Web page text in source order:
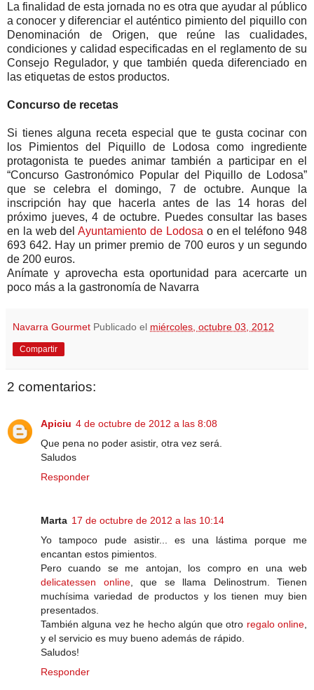
La finalidad de esta jornada no es otra que ayudar al público
a conocer y diferenciar el auténtico pimiento del piquillo con
Denominación de Origen, que reúne las cualidades,
condiciones y calidad especificadas en el reglamento de su
Consejo Regulador, y que también queda diferenciado en
las etiquetas de estos productos.
Concurso de recetas
Si tienes alguna receta especial que te gusta cocinar con
los Pimientos del Piquillo de Lodosa como ingrediente
protagonista te puedes animar también a participar en el
“Concurso Gastronómico Popular del Piquillo de Lodosa”
que se celebra el domingo, 7 de octubre. Aunque la
inscripción hay que hacerla antes de las 14 horas del
próximo jueves, 4 de octubre. Puedes consultar las bases
en la web delAyuntamiento de Lodosa o en el teléfono 948
693 642. Hay un primer premio de 700 euros y un segundo
de 200 euros.
Anímate y aprovecha esta oportunidad para acercarte un
poco más a la gastronomía de Navarra
Navarra Gourmet Publicado el miércoles, octubre 03, 2012
Compartir
2 comentarios:
Apiciu 4 de octubre de 2012 a las 8:08
Que pena no poder asistir, otra vez será.
Saludos
Responder
Marta 17 de octubre de 2012 a las 10:14
Yo tampoco pude asistir... es una lástima porque me
encantan estos pimientos.
Pero cuando se me antojan, los compro en una web
delicatessen online, que se llama Delinostrum. Tienen
muchísima variedad de productos y los tienen muy bien
presentados.
También alguna vez he hecho algún que otro regalo online
y el servicio es muy bueno además de rápido.
Saludos!
Responder